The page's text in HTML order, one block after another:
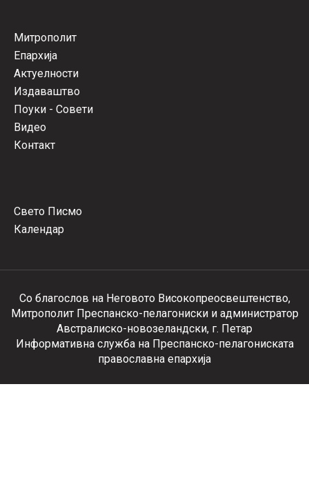
Митрополит
Епархија
Актуелности
Издаваштво
Поуки - Совети
Видео
Контакт
Свето Писмо
Календар
Со благослов на Неговото Високопреосвештенство,
Митрополит Преспанско-пелагониски и администратор
Австралиско-новозеландски, г. Петар
Информативна служба на Преспанско-пелагониската
православна епархија